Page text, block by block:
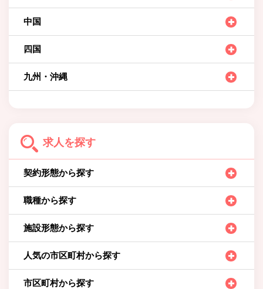
中国
四国
九州・沖縄
求人を探す
契約形態から探す
職種から探す
施設形態から探す
人気の市区町村から探す
市区町村から探す